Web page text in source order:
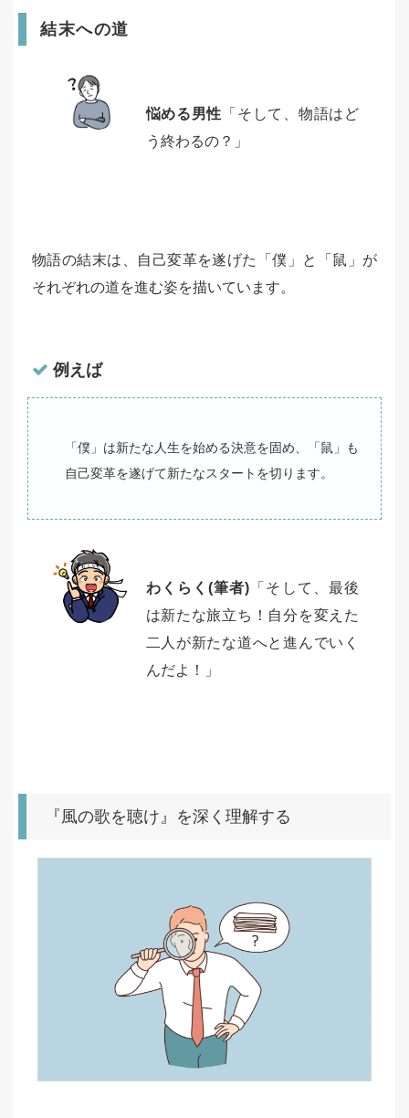
結末への道
悩める男性 「そして、物語はど
う終わるの？」
物語の結末は、自己変革を遂げた「僕」と「鼠」が
それぞれの道を進む姿を描いています。
例えば
「僕」は新たな人生を始める決意を固め、「鼠」も
自己変革を遂げて新たなスタートを切ります。
わくらく(筆者) 「そして、最後
は新たな旅立ち！自分を変えた
二人が新たな道へと進んでいく
んだよ！」
『風の歌を聴け』を深く理解する